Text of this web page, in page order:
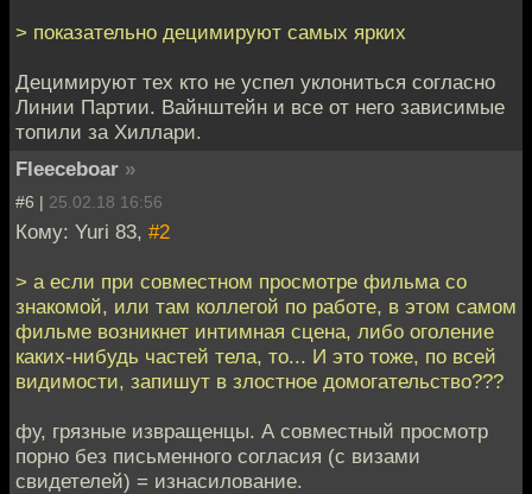
> показательно децимируют самых ярких
Децимируют тех кто не успел уклониться согласно
Линии Партии. Вайнштейн и все от него зависимые
топили за Хиллари.
Fleeceboar »
#6 | 25.02.18 16:56
Кому: Yuri 83, #2
> а если при совместном просмотре фильма со
знакомой, или там коллегой по работе, в этом самом
фильме возникнет интимная сцена, либо оголение
каких-нибудь частей тела, то... И это тоже, по всей
видимости, запишут в злостное домогательство???
фу, грязные извращенцы. А совместный просмотр
порно без письменного согласия (с визами
свидетелей) = изнасилование.